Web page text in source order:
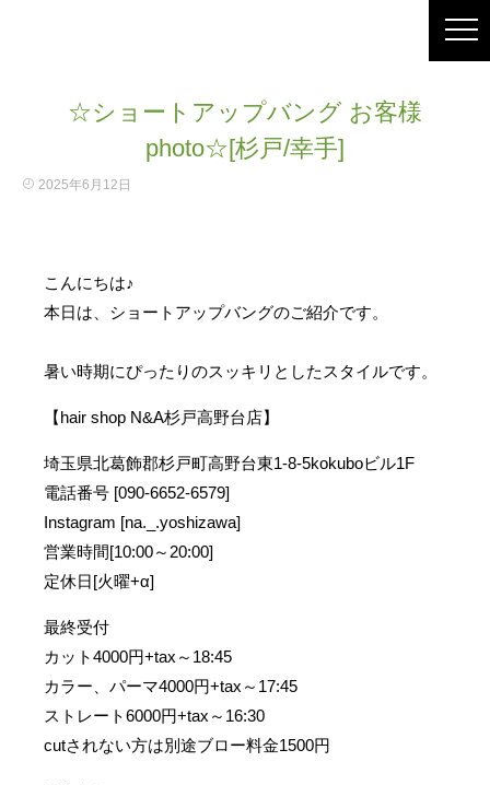
☆ショートアップバング お客様
photo☆[杉戸/幸手]
2025年6月12日
こんにちは♪
本日は、ショートアップバングのご紹介です。
暑い時期にぴったりのスッキリとしたスタイルです。
【hair shop N&A杉戸高野台店】
埼玉県北葛飾郡杉戸町高野台東1-8-5kokuboビル1F
電話番号 [090-6652-6579]
Instagram [na._.yoshizawa]
営業時間[10:00～20:00]
定休日[火曜+α]
最終受付
カット4000円+tax～18:45
カラー、パーマ4000円+tax～17:45
ストレート6000円+tax～16:30
cutされない方は別途ブロー料金1500円